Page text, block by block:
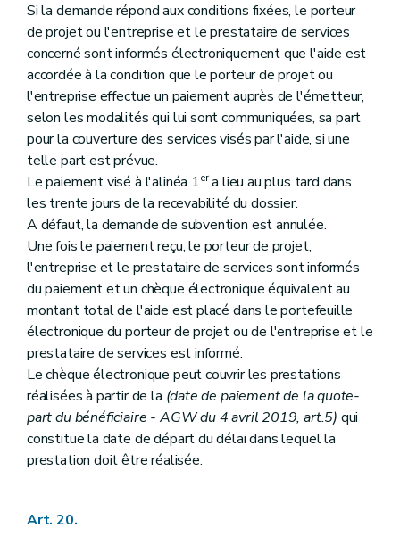
Si la demande répond aux conditions fixées, le porteur
de projet ou l'entreprise et le prestataire de services
concerné sont informés électroniquement que l'aide est
accordée à la condition que le porteur de projet ou
l'entreprise effectue un paiement auprès de l'émetteur,
selon les modalités qui lui sont communiquées, sa part
pour la couverture des services visés par l'aide, si une
telle part est prévue.
Le paiement visé à l'alinéa 1era lieu au plus tard dans
les trente jours de la recevabilité du dossier.
A défaut, la demande de subvention est annulée.
Une fois le paiement reçu, le porteur de projet,
l'entreprise et le prestataire de services sont informés
du paiement et un chèque électronique équivalent au
montant total de l'aide est placé dans le portefeuille
électronique du porteur de projet ou de l'entreprise et le
prestataire de services est informé.
Le chèque électronique peut couvrir les prestations
réalisées à partir de la (date de paiement de la quote-
part du bénéficiaire - AGW du 4 avril 2019, art.5) qui
constitue la date de départ du délai dans lequel la
prestation doit être réalisée.
Art. 20.